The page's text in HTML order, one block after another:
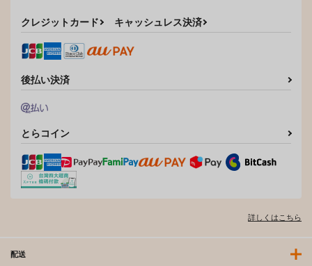
クレジットカード キャッシュレス決済
後払い決済
とらコイン
詳しくはこちら
配送